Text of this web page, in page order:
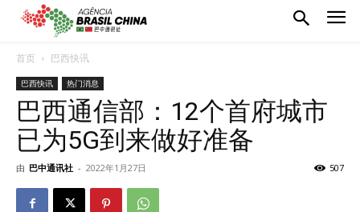
首页 巴西快讯
巴西快讯 热门消息
巴西通信部：12个首府城市
已为5G到来做好准备
由 巴中通讯社 - 2022年1月27日 507